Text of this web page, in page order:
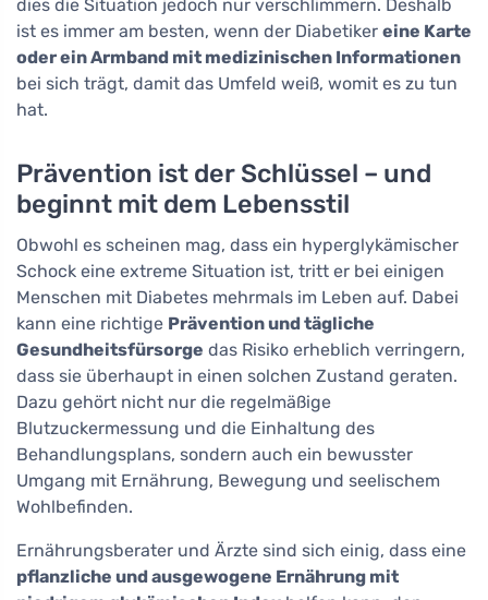
dies die Situation jedoch nur verschlimmern. Deshalb
ist es immer am besten, wenn der Diabetiker eine Karte
oder ein Armband mit medizinischen Informationen
bei sich trägt, damit das Umfeld weiß, womit es zu tun
hat.
Prävention ist der Schlüssel – und
beginnt mit dem Lebensstil
Obwohl es scheinen mag, dass ein hyperglykämischer
Schock eine extreme Situation ist, tritt er bei einigen
Menschen mit Diabetes mehrmals im Leben auf. Dabei
kann eine richtige Prävention und tägliche
Gesundheitsfürsorge das Risiko erheblich verringern,
dass sie überhaupt in einen solchen Zustand geraten.
Dazu gehört nicht nur die regelmäßige
Blutzuckermessung und die Einhaltung des
Behandlungsplans, sondern auch ein bewusster
Umgang mit Ernährung, Bewegung und seelischem
Wohlbefinden.
Ernährungsberater und Ärzte sind sich einig, dass eine
pflanzliche und ausgewogene Ernährung mit